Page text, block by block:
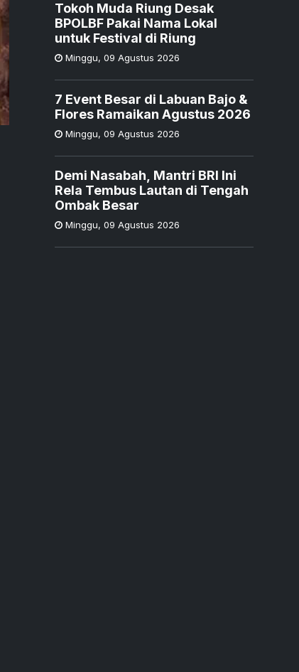
Tokoh Muda Riung Desak
BPOLBF Pakai Nama Lokal
untuk Festival di Riung
Minggu, 09 Agustus 2026
7 Event Besar di Labuan Bajo &
Flores Ramaikan Agustus 2026
Minggu, 09 Agustus 2026
Demi Nasabah, Mantri BRI Ini
Rela Tembus Lautan di Tengah
Ombak Besar
Minggu, 09 Agustus 2026